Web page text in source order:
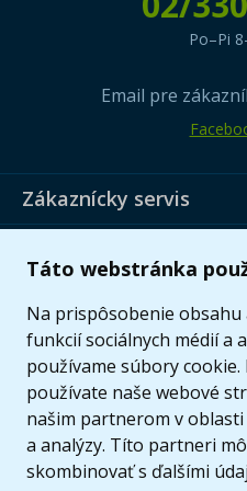
Táto webstránka
Na prispôsobenie
funkcií sociálnych médií a
používame súbory
používate naše webové
našim partnerom v
a analýzy. Títo partneri
skombinovať s ďalšími
Po–Pi
Email pre
Zákaznícky servis